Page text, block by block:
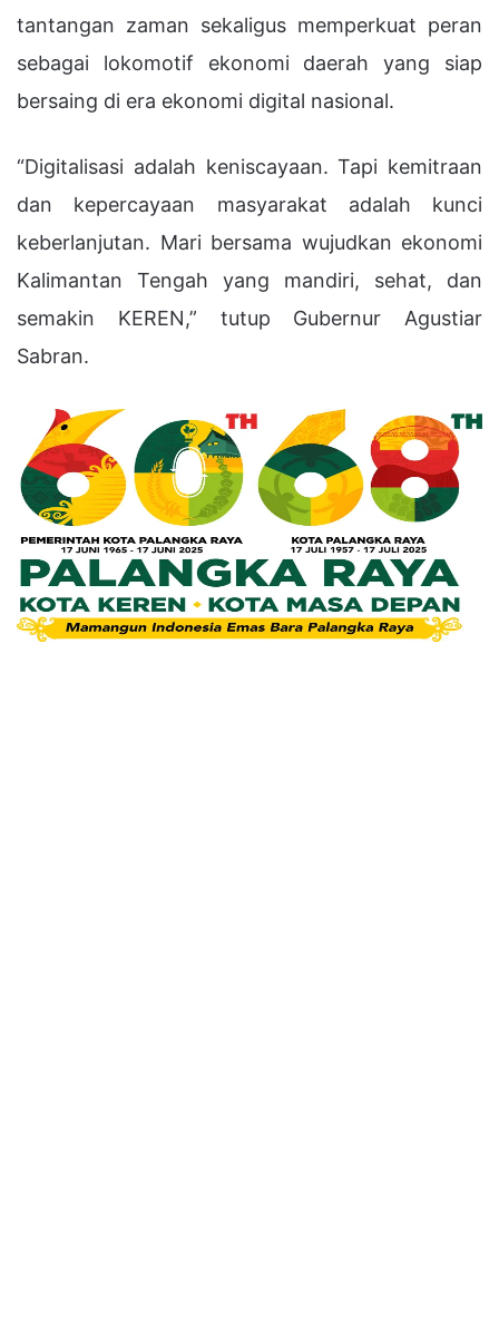
tantangan zaman sekaligus memperkuat peran
sebagai lokomotif ekonomi daerah yang siap
bersaing di era ekonomi digital nasional.
“Digitalisasi adalah keniscayaan. Tapi kemitraan
dan kepercayaan masyarakat adalah kunci
keberlanjutan. Mari bersama wujudkan ekonomi
Kalimantan Tengah yang mandiri, sehat, dan
semakin KEREN,” tutup Gubernur Agustiar
Sabran.